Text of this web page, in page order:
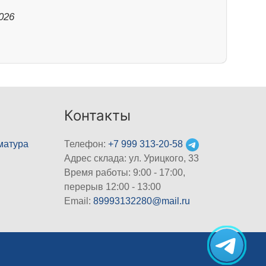
Контакты
Телефон:+7 999 313-20-58
Адрес склада: ул. Урицкого, 33
Время работы: 9:00 - 17:00,
перерыв 12:00 - 13:00
Email:89993132280@mail.ru